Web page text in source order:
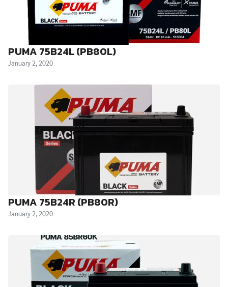
PUMA 75B24L (PB80L)
January 2, 2020
PUMA 75B24R (PB80R)
January 2, 2020